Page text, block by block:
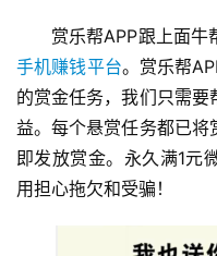
赏乐帮APP跟上面牛
手机赚钱平台。赏乐帮
的赏金任务，我们只需
益。每个悬赏任务都已
即发放赏金。永久满1元
用担心拖欠和受骗！